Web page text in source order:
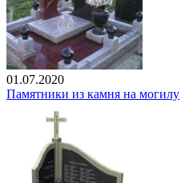
01.07.2020
Памятники из камня на могилу